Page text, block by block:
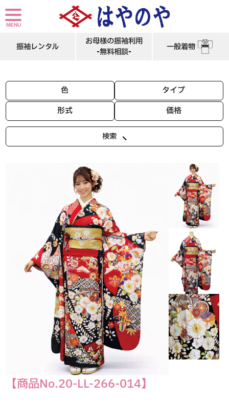
振袖レンタル
お母様の振袖利用
-無料相談-
一般着物
色
タイプ
形式
価格
検索
【商品No.20-LL-266-014】